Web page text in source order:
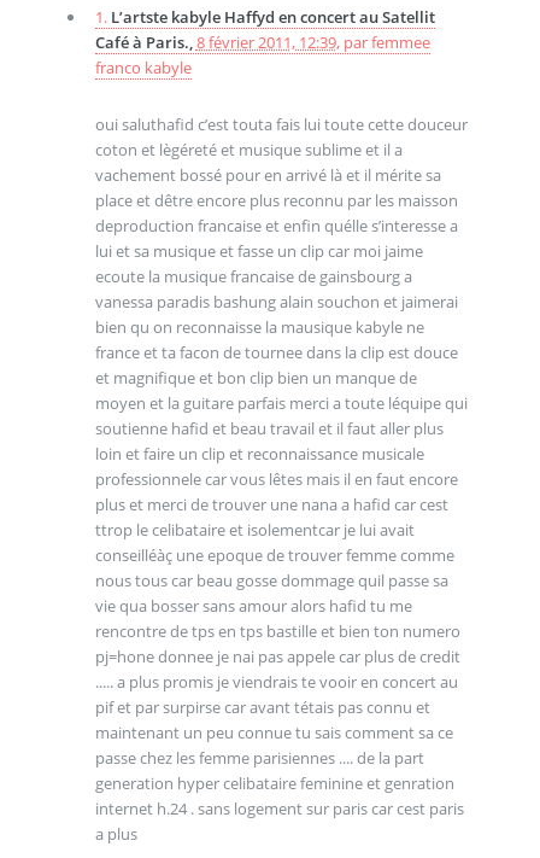
1. L’artste kabyle Haffyd en concert au Satellit
Café à Paris., 8 février 2011, 12:39, parfemmee
franco kabyle
oui saluthafid c’est touta fais lui toute cette douceur
coton et lègéreté et musique sublime et il a
vachement bossé pour en arrivé là et il mérite sa
place et dêtre encore plus reconnu par les maisson
deproduction francaise et enfin quélle s’interesse a
lui et sa musique et fasse un clip car moi jaime
ecoute la musique francaise de gainsbourg a
vanessa paradis bashung alain souchon et jaimerai
bien qu on reconnaisse la mausique kabyle ne
france et ta facon de tournee dans la clip est douce
et magnifique et bon clip bien un manque de
moyen et la guitare parfais merci a toute léquipe qui
soutienne hafid et beau travail et il faut aller plus
loin et faire un clip et reconnaissance musicale
professionnele car vous lêtes mais il en faut encore
plus et merci de trouver une nana a hafid car cest
ttrop le celibataire et isolementcar je lui avait
conseilléàç une epoque de trouver femme comme
nous tous car beau gosse dommage quil passe sa
vie qua bosser sans amour alors hafid tu me
rencontre de tps en tps bastille et bien ton numero
pj=hone donnee je nai pas appele car plus de credit
..... a plus promis je viendrais te vooir en concert au
pif et par surpirse car avant tétais pas connu et
maintenant un peu connue tu sais comment sa ce
passe chez les femme parisiennes .... de la part
generation hyper celibataire feminine et genration
internet h.24 . sans logement sur paris car cest paris
a plus